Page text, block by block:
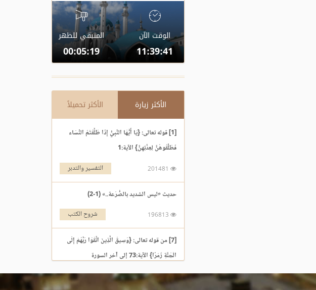
الوقت الآن
11:39:42
المتبقي للظهر
00:05:18
الأكثر زيارة الأكثر تحميلاً
[1] قوله تعالى: {يَا أَيُّهَا النَّبِيُّ إِذَا طَلَّقْتُمُ النِّسَاء
فَطَلِّقُوهُنَّ لِعِدَّتِهِنَّ} الآية:1
التفسير والتدبر
حديث «ليس الشديد بالصُّرَعة..» (1-2)
شروح الكتب
[7] من قوله تعالى: {وَسِيقَ الَّذِينَ اتَّقَوْا رَبَّهُمْ إِلَى
الْجَنَّةِ زُمَرًا} الآية:73 إلى آخر السورة
التفسير والتدبر